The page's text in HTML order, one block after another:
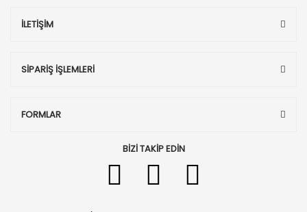
İLETİŞİM
SİPARİŞ İŞLEMLERİ
FORMLAR
BİZİ TAKİP EDİN